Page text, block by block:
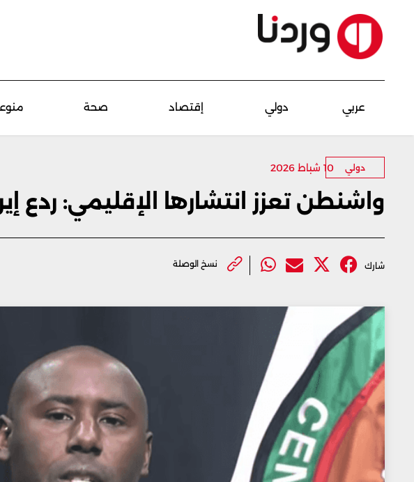
عربي دولي إقتصاد صحة
دولي 10 شباط 2026
واشنطن تعزز انتشارها الإقليمي: ردع
شارك نسخ الوصلة